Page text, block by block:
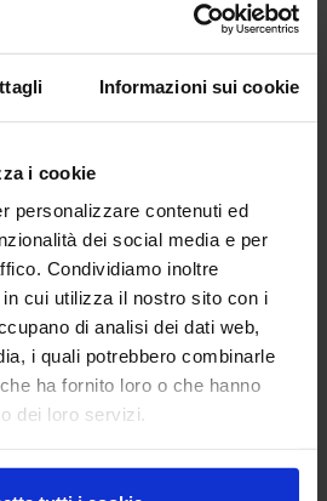
Informazioni sui cookie
i cookie
personalizzare contenuti ed
dei social media e per
Condividiamo inoltre
cui utilizza il nostro sito con i
di analisi dei dati web,
i quali potrebbero combinarle
ha fornito loro o che hanno
dei loro servizi.
IMG-20210903-WA0004.jpg
IMG-20230423-WA0016.jpg